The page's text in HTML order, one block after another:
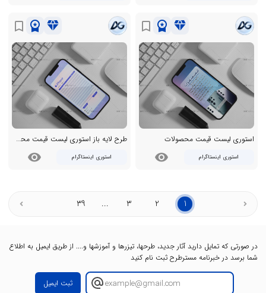
diamond
workspace_premium
bookmark_border
استوری لیست قیمت محصولات
استوری اینستاگرام visibility
diamond
workspace_premium
bookmark_border
طرح لایه باز استوری لیست قیمت محصولات
استوری اینستاگرام visibility
1
2
3
...
39
در صورتی که تمایل دارید آثار جدید، طرحها، تیزرها و آموزشها و.... از طریق ایمیل به اطلاع
شما برسد در خبرنامه مسترطرح ثبت نام کنید
ثبت ایمیل